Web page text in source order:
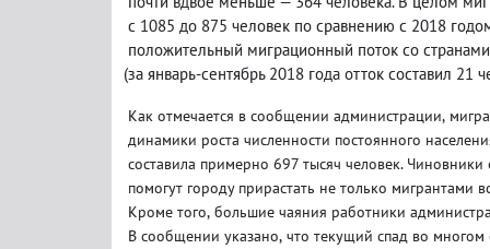
с 1085 до 875 человек по сравнению с 2018
положительный миграционный поток со
(за январь-сентябрь 2018 года отток составил 21
Как отмечается в сообщении администрации,
динамики роста численности постоянного
составила примерно 697 тысяч человек.
помогут городу прирастать не только мигрантами
Кроме того, большие чаяния работники
В сообщении указано, что текущий спад во многом